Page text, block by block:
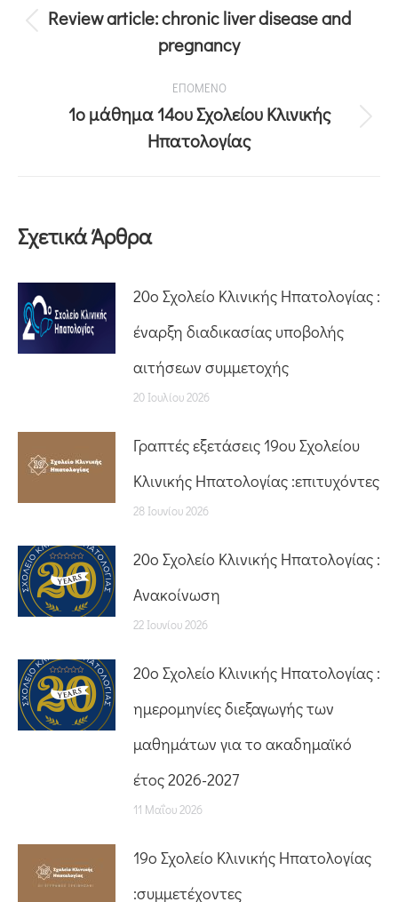
Review article: chronic liver disease and
pregnancy
ΕΠΟΜΕΝΟ
1ο μάθημα 14ου Σχολείου Κλινικής
Ηπατολογίας
Σχετικά Άρθρα
20o Σχολείο Κλινικής Ηπατολογίας :
έναρξη διαδικασίας υποβολής
αιτήσεων συμμετοχής
20 Ιουλίου 2026
Γραπτές εξετάσεις 19ου Σχολείου
Κλινικής Ηπατολογίας :επιτυχόντες
28 Ιουνίου 2026
20o Σχολείο Κλινικής Ηπατολογίας :
Ανακοίνωση
22 Ιουνίου 2026
20o Σχολείο Κλινικής Ηπατολογίας :
ημερομηνίες διεξαγωγής των
μαθημάτων για το ακαδημαϊκό
έτος 2026-2027
11 Μαΐου 2026
19ο Σχολείο Κλινικής Ηπατολογίας
:συμμετέχοντες